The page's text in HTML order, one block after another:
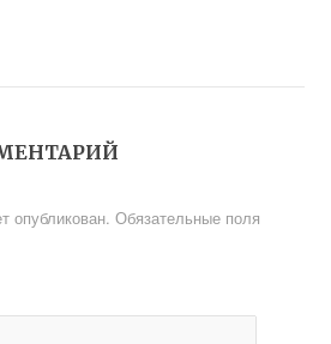
опубликован. Обязательные поля